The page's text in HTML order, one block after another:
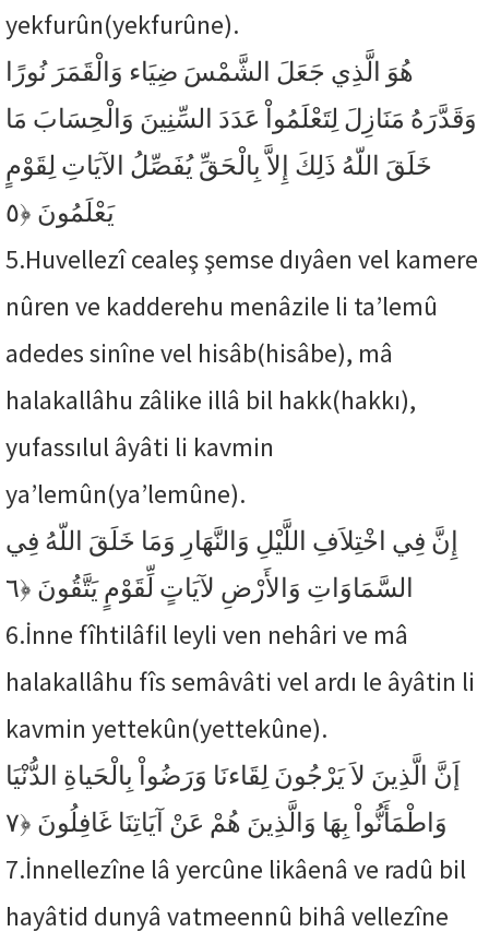
yekfurûn(yekfurûne).
هُوَ الَّذِي جَعَلَ الشَّمْسَ ضِيَاء وَالْقَمَرَ نُورًا
وَقَدَّرَهُ مَنَازِلَ لِتَعْلَمُواْ عَدَدَ السِّنِينَ وَالْحِسَابَ مَا
خَلَقَ اللّهُ ذَلِكَ إِلاَّ بِالْحَقِّ يُفَصِّلُ الآيَاتِ لِقَوْمٍ
يَعْلَمُونَ ﴿٥
5.Huvellezî cealeş şemse dıyâen vel kamere
nûren ve kadderehu menâzile li ta’lemû
adedes sinîne vel hisâb(hisâbe), mâ
halakallâhu zâlike illâ bil hakk(hakkı),
yufassılul âyâti li kavmin
ya’lemûn(ya’lemûne).
إِنَّ فِي اخْتِلاَفِ اللَّيْلِ وَالنَّهَارِ وَمَا خَلَقَ اللّهُ فِي
السَّمَاوَاتِ وَالأَرْضِ لآيَاتٍ لِّقَوْمٍ يَتَّقُونَ ﴿٦
6.İnne fîhtilâfil leyli ven nehâri ve mâ
halakallâhu fîs semâvâti vel ardı le âyâtin li
kavmin yettekûn(yettekûne).
إَنَّ الَّذِينَ لاَ يَرْجُونَ لِقَاءنَا وَرَضُواْ بِالْحَياةِ الدُّنْيَا
وَاطْمَأَنُّواْ بِهَا وَالَّذِينَ هُمْ عَنْ آيَاتِنَا غَافِلُونَ ﴿٧
7.İnnellezîne lâ yercûne likâenâ ve radû bil
hayâtid dunyâ vatmeennû bihâ vellezîne